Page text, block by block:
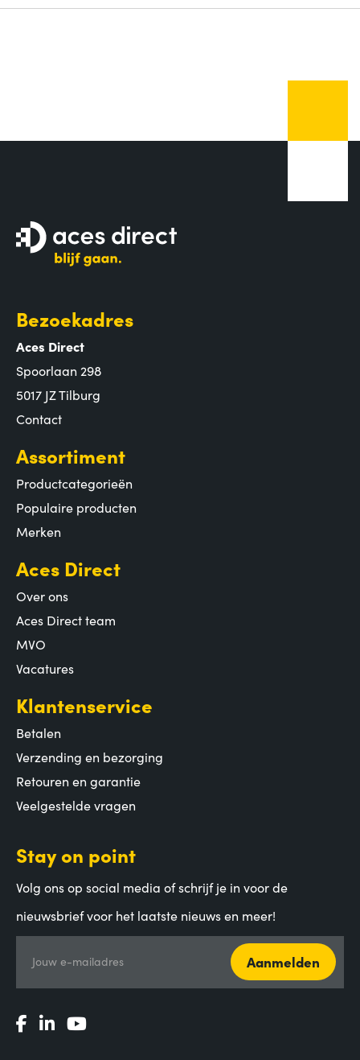
Bezoekadres
Aces Direct
Spoorlaan 298
5017 JZ Tilburg
Contact
Assortiment
Productcategorieën
Populaire producten
Merken
Aces Direct
Over ons
Aces Direct team
MVO
Vacatures
Klantenservice
Betalen
Verzending en bezorging
Retouren en garantie
Veelgestelde vragen
Stay on point
Volg ons op social media of schrijf je in voor de
nieuwsbrief voor het laatste nieuws en meer!
Jouw e-mailadres Aanmelden